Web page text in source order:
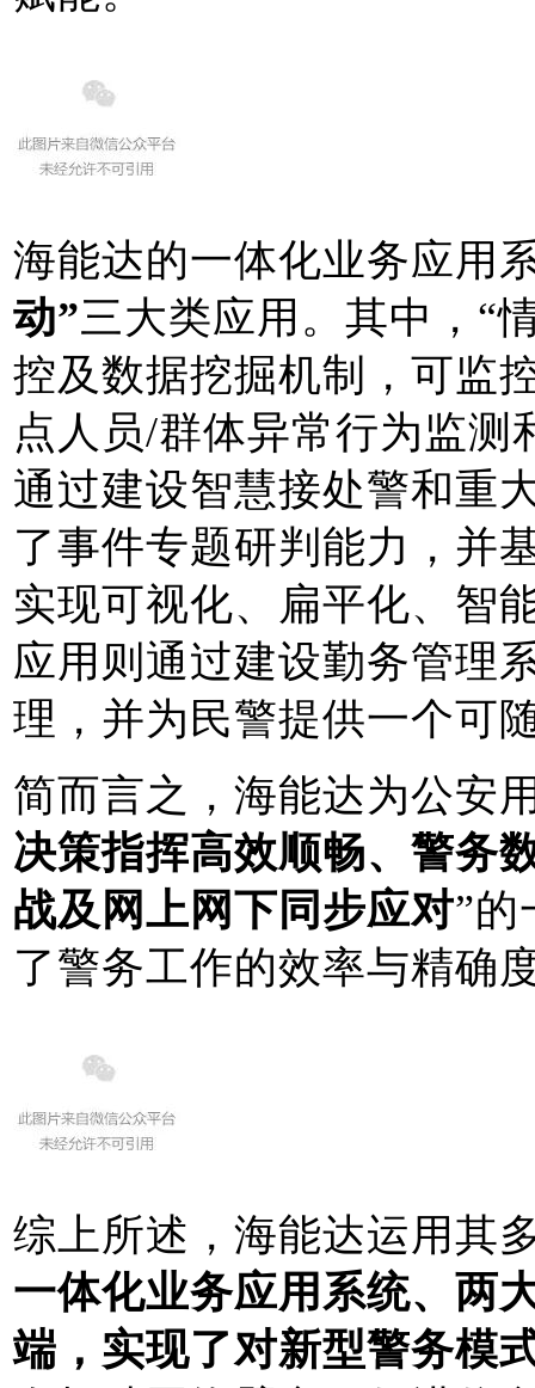
海能达的一体化业务应用
动”三大类应用。其中，“
控及数据挖掘机制，可监
点人员/群体异常行为监测
通过建设智慧接处警和重
了事件专题研判能力，并
实现可视化、扁平化、智
应用则通过建设勤务管理
理，并为民警提供一个可
简而言之，海能达为公安
决策指挥高效顺畅、警务
战及网上网下同步应对”的
了警务工作的效率与精确
综上所述，海能达运用其
一体化业务应用系统、两
端，实现了对新型警务模